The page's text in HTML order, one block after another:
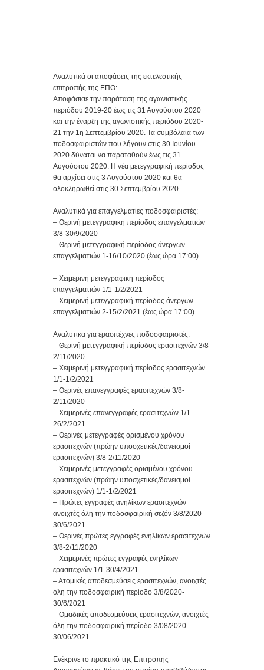
Αναλυτικά οι αποφάσεις της εκτελεστικής
επιτροπής της ΕΠΟ:
Αποφάσισε την παράταση της αγωνιστικής
περιόδου 2019-20 έως τις 31 Αυγούστου 2020
και την έναρξη της αγωνιστικής περιόδου 2020-
21 την 1η Σεπτεμβρίου 2020. Τα συμβόλαια των
ποδοσφαιριστών που λήγουν στις 30 Ιουνίου
2020 δύναται να παραταθούν έως τις 31
Αυγούστου 2020. Η νέα μετεγγραφική περίοδος
θα αρχίσει στις 3 Αυγούστου 2020 και θα
ολοκληρωθεί στις 30 Σεπτεμβρίου 2020.
Αναλυτικά για επαγγελματίες ποδοσφαιριστές:
– Θερινή μετεγγραφική περίοδος επαγγελματιών
3/8-30/9/2020
– Θερινή μετεγγραφική περίοδος άνεργων
επαγγελματιών 1-16/10/2020 (έως ώρα 17:00)
– Χειμερινή μετεγγραφική περίοδος
επαγγελματιών 1/1-1/2/2021
– Χειμερινή μετεγγραφική περίοδος άνεργων
επαγγελματιών 2-15/2/2021 (έως ώρα 17:00)
Αναλυτικα για ερασιτέχνες ποδοσφαιριστές:
– Θερινή μετεγγραφική περίοδος ερασιτεχνών 3/8-
2/11/2020
– Χειμερινή μετεγγραφική περίοδος ερασιτεχνών
1/1-1/2/2021
– Θερινές επανεγγραφές ερασιτεχνών 3/8-
2/11/2020
– Χειμερινές επανεγγραφές ερασιτεχνών 1/1-
26/2/2021
– Θερινές μετεγγραφές ορισμένου χρόνου
ερασιτεχνών (πρώην υποσχετικές/δανεισμοί
ερασιτεχνών) 3/8-2/11/2020
– Χειμερινές μετεγγραφές ορισμένου χρόνου
ερασιτεχνών (πρώην υποσχετικές/δανεισμοί
ερασιτεχνών) 1/1-1/2/2021
– Πρώτες εγγραφές ανηλίκων ερασιτεχνών
ανοιχτές όλη την ποδοσφαιρική σεζόν 3/8/2020-
30/6/2021
– Θερινές πρώτες εγγραφές ενηλίκων ερασιτεχνών
3/8-2/11/2020
– Χειμερινές πρώτες εγγραφές ενηλίκων
ερασιτεχνών 1/1-30/4/2021
– Ατομικές αποδεσμεύσεις ερασιτεχνών, ανοιχτές
όλη την ποδοσφαιρική περίοδο 3/8/2020-
30/6/2021
– Ομαδικές αποδεσμεύσεις ερασιτεχνών, ανοιχτές
όλη την ποδοσφαιρική περίοδο 3/08/2020-
30/06/2021
Eνέκρινε το πρακτικό της Επιτροπής